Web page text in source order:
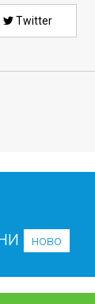
Twitter
ново